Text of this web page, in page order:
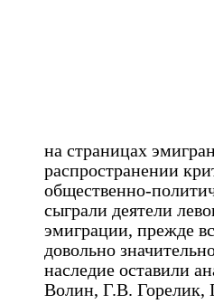
на страницах
распространении
общественно-
сыграли деятели
эмиграции, прежде
довольно
наследие оставили
Волин, Г.В.